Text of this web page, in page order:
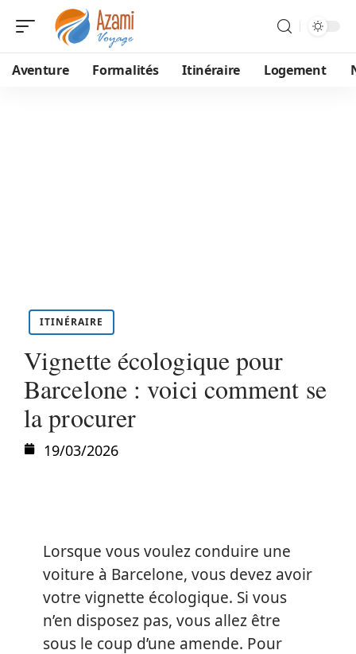
Aventure Formalités Itinéraire Logement
ITINÉRAIRE
Vignette écologique pour
Barcelone : voici comment se
la procurer
19/03/2026
Lorsque vous voulez conduire une
voiture à Barcelone, vous devez avoir
votre vignette écologique. Si vous
n’en disposez pas, vous allez être
sous le coup d’une amende. Pour